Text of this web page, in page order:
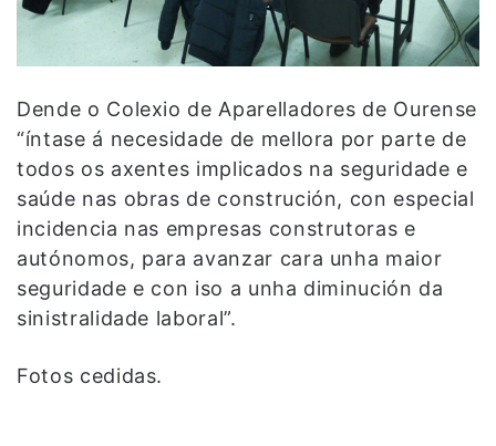
Dende o Colexio de Aparelladores de Ourense
“íntase á necesidade de mellora por parte de
todos os axentes implicados na seguridade e
saúde nas obras de construción, con especial
incidencia nas empresas construtoras e
autónomos, para avanzar cara unha maior
seguridade e con iso a unha diminución da
sinistralidade laboral”.
Fotos cedidas.